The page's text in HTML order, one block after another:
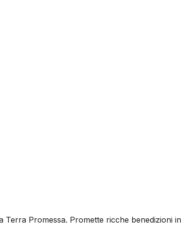
Terra Promessa. Promette ricche benedizioni in